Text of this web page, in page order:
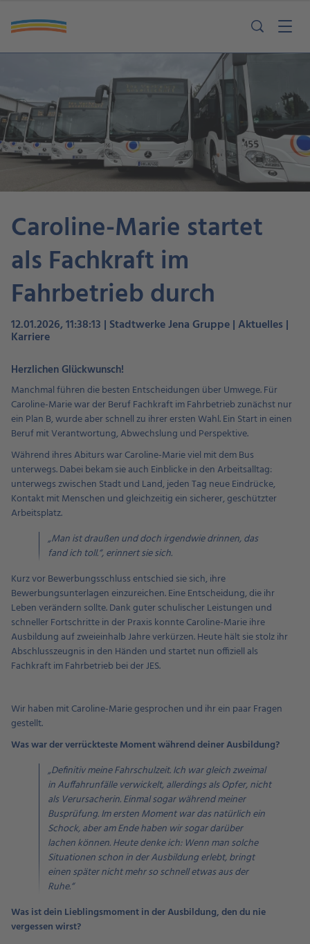
Caroline-Marie startet
als Fachkraft im
Fahrbetrieb durch
12.01.2026, 11:38:13 | Stadtwerke Jena Gruppe | Aktuelles |
Karriere
Herzlichen Glückwunsch!
Manchmal führen die besten Entscheidungen über Umwege. Für
Caroline-Marie war der Beruf Fachkraft im Fahrbetrieb zunächst nur
ein Plan B, wurde aber schnell zu ihrer ersten Wahl. Ein Start in einen
Beruf mit Verantwortung, Abwechslung und Perspektive.
Während ihres Abiturs war Caroline-Marie viel mit dem Bus
unterwegs. Dabei bekam sie auch Einblicke in den Arbeitsalltag:
unterwegs zwischen Stadt und Land, jeden Tag neue Eindrücke,
Kontakt mit Menschen und gleichzeitig ein sicherer, geschützter
Arbeitsplatz.
„Man ist draußen und doch irgendwie drinnen, das
fand ich toll.“, erinnert sie sich.
Kurz vor Bewerbungsschluss entschied sie sich, ihre
Bewerbungsunterlagen einzureichen. Eine Entscheidung, die ihr
Leben verändern sollte. Dank guter schulischer Leistungen und
schneller Fortschritte in der Praxis konnte Caroline-Marie ihre
Ausbildung auf zweieinhalb Jahre verkürzen. Heute hält sie stolz ihr
Abschlusszeugnis in den Händen und startet nun offiziell als
Fachkraft im Fahrbetrieb bei der JES.
Wir haben mit Caroline-Marie gesprochen und ihr ein paar Fragen
gestellt.
Was war der verrückteste Moment während deiner Ausbildung?
„Definitiv meine Fahrschulzeit. Ich war gleich zweimal
in Auffahrunfälle verwickelt, allerdings als Opfer, nicht
als Verursacherin. Einmal sogar während meiner
Busprüfung. Im ersten Moment war das natürlich ein
Schock, aber am Ende haben wir sogar darüber
lachen können. Heute denke ich: Wenn man solche
Situationen schon in der Ausbildung erlebt, bringt
einen später nicht mehr so schnell etwas aus der
Ruhe.“
Was ist dein Lieblingsmoment in der Ausbildung, den du nie
vergessen wirst?